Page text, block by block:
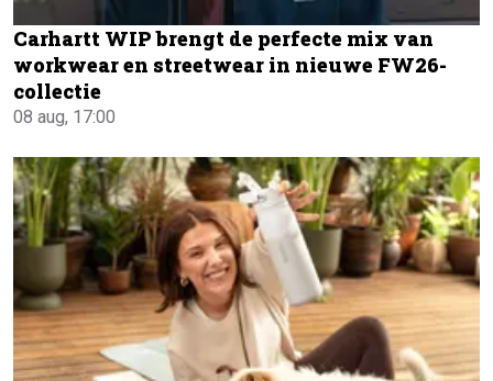
Carhartt WIP brengt de perfecte mix van
workwear en streetwear in nieuwe FW26-
collectie
08 aug, 17:00